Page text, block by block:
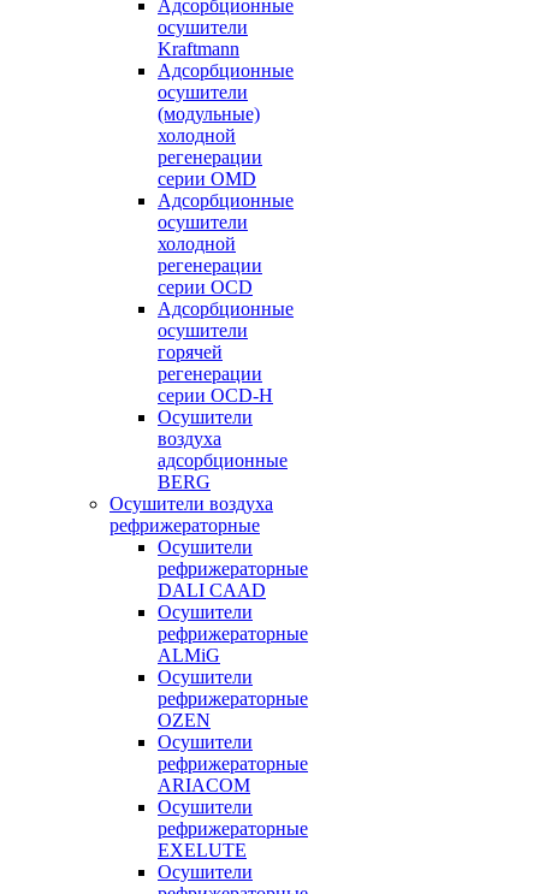
Адсорбционные
осушители
Kraftmann
Адсорбционные
осушители
(модульные)
холодной
регенерации
серии OMD
Адсорбционные
осушители
холодной
регенерации
серии OCD
Адсорбционные
осушители
горячей
регенерации
серии OСD-H
Осушители
воздуха
адсорбционные
BERG
Осушители воздуха
рефрижераторные
Осушители
рефрижераторные
DALI CAAD
Осушители
рефрижераторные
ALMiG
Осушители
рефрижераторные
OZEN
Осушители
рефрижераторные
ARIACOM
Осушители
рефрижераторные
EXELUTE
Осушители